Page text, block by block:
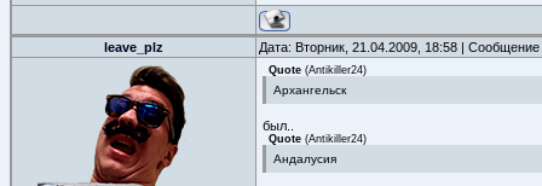
leave_plz Дата: Вторник, 21.04.2009, 18:58 |
Quote (Antikiller24)
Архангельск
был..
Quote (Antikiller24)
Андалусия